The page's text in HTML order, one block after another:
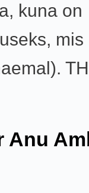
kuna on
mis
Anu